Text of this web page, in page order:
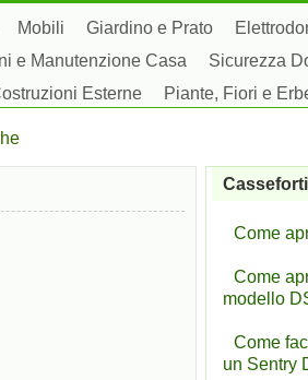
Mobili Giardino e Prato
e Manutenzione Casa
Sicurezza
Esterne
Piante, Fiori e
Come
Come
modello
Come
un Sentry